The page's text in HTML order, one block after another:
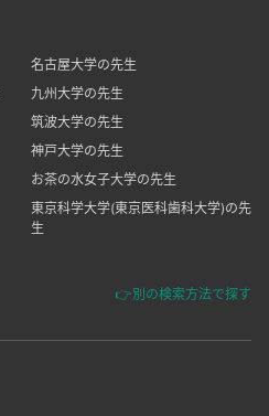
名古屋大学の先生
九州大学の先生
筑波大学の先生
神戸大学の先生
お茶の水女子大学の先生
東京科学大学(東京医科歯科大学)の先
生
👉別の検索方法で探す